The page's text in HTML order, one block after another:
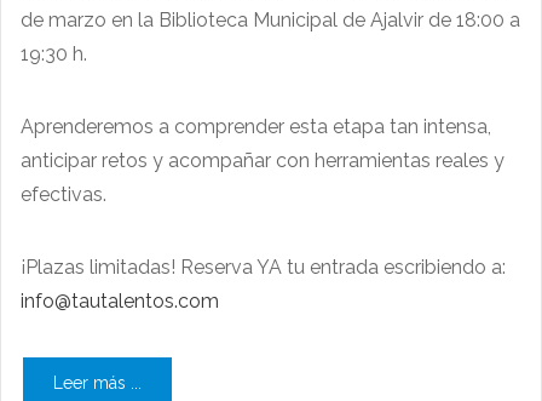
de marzo en la Biblioteca Municipal de Ajalvir de 18:00 a
19:30 h.
Aprenderemos a comprender esta etapa tan intensa,
anticipar retos y acompañar con herramientas reales y
efectivas.
¡Plazas limitadas! Reserva YA tu entrada escribiendo a:
info@tautalentos.com
Leer más ...